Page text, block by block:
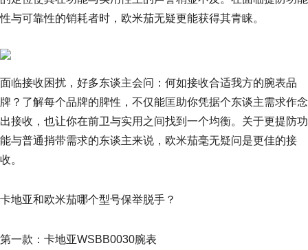
性与可靠性的销耗者时，欧米茄无疑更能获得其青睐。
面临接收困扰，好多东谈主会问：何如接收合适我方的腕表品
牌？了解每个品牌的脾性，不仅能匡助你凭据个东谈主需求作念
出接收，也让你在前卫与实用之间找到一个均衡。关于更提防功
能与普通捎带需求的东谈主来说，欧米茄毫无疑问是更佳的接
收。
卡地亚和欧米茄哪个型号保举脱手？
第一款：卡地亚WSBB0030腕表